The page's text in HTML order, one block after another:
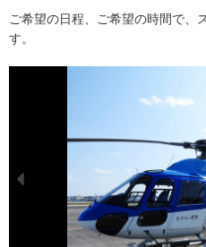
ご希望の日程、ご希望の時間で、
す。